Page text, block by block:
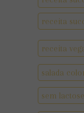
receita
receita
salada
sem lactose